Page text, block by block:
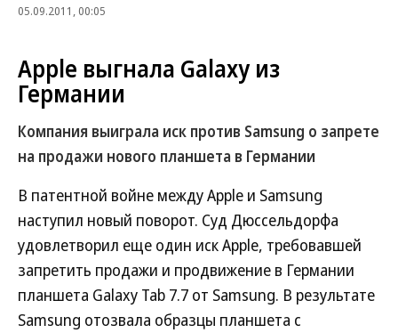
05.09.2011, 00:05
Apple выгнала Galaxy из
Германии
Компания выиграла иск против Samsung о запрете
на продажи нового планшета в Германии
В патентной войне между Apple и Samsung
наступил новый поворот. Суд Дюссельдорфа
удовлетворил еще один иск Apple, требовавшей
запретить продажи и продвижение в Германии
планшета Galaxy Tab 7.7 от Samsung. В результате
Samsung отозвала образцы планшета с